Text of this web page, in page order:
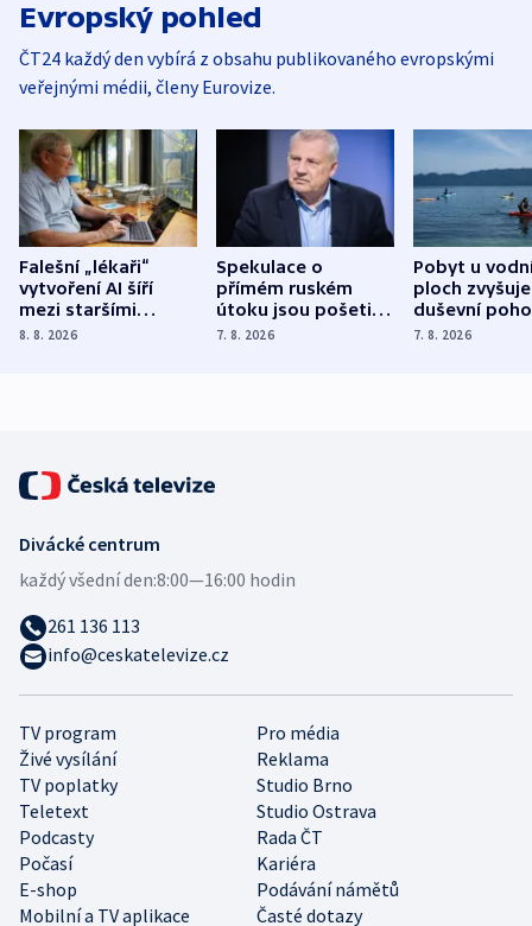
Evropský pohled
ČT24 každý den vybírá z obsahu publikovaného evropskými
veřejnými médii, členy Eurovize.
Falešní „lékaři“
vytvoření AI šíří
mezi staršími
Poláky nebezpečné
8. 8. 2026
Spekulace o
přímém ruském
útoku jsou pošetilé,
míní estonský
7. 8. 2026
Pobyt u
ploch zvyšuje
duševní
ukázala
7. 8. 2026
TV program
Pro média
Živé vysílání
Reklama
TV poplatky
Studio Brno
Teletext
Studio Ostrava
Podcasty
Rada ČT
Počasí
Kariéra
E-shop
Podávání námětů
Mobilní a TV aplikace
Časté dotazy
Divácké centrum
každý všední den:8:00—16:00 hodin
261 136 113
info@ceskatelevize.cz